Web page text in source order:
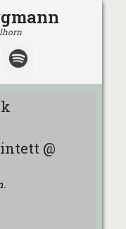
Instagram
@